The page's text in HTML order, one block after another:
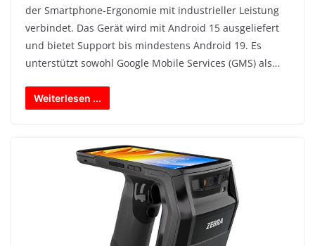
der Smartphone-Ergonomie mit industrieller Leistung
verbindet. Das Gerät wird mit Android 15 ausgeliefert
und bietet Support bis mindestens Android 19. Es
unterstützt sowohl Google Mobile Services (GMS) als…
Weiterlesen ...